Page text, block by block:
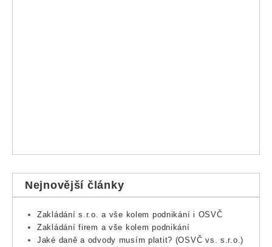
Nejnovější články
Zakládání s.r.o. a vše kolem podnikání i OSVČ
Zakládání firem a vše kolem podnikání
Jaké daně a odvody musím platit? (OSVČ vs. s.r.o.)